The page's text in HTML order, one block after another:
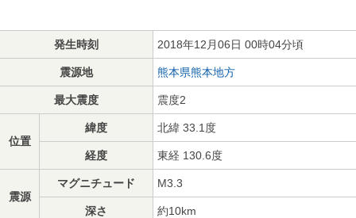
発生時刻 2018年12月06日 00時04分頃
震源地 熊本県熊本地方
最大震度 震度2
位置
緯度 北緯 33.1度
経度 東経 130.6度
震源
マグニチュード M3.3
深さ 約10km